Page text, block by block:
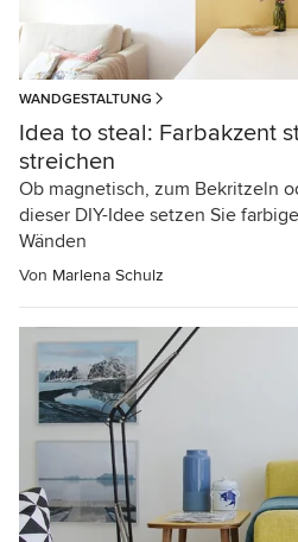
WANDGESTALTUNG
Idea to steal: Farbakzent
streichen
Ob magnetisch, zum Bekritzeln
dieser DIY-Idee setzen Sie
Wänden
Von Marlena Schulz